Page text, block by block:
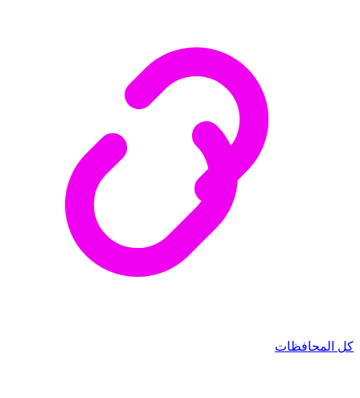
كل المحافظات